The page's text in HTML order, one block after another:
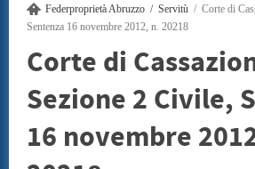
SENTENZE
CONSUMATORI
GALLERIA NICOLA DANIORE
ARTISTI
PATRIMONIO ARTISTICO
TRADIZIONI GASTRONOMICHE
STAMPE LITOGRAFIE E SERIGRAFIE
Federproprietà Abruzzo Servitù
Corte di
Sentenza 16 novembre 2012, n. 20218
Corte di
Sezione 2 Civile,
16 novembre